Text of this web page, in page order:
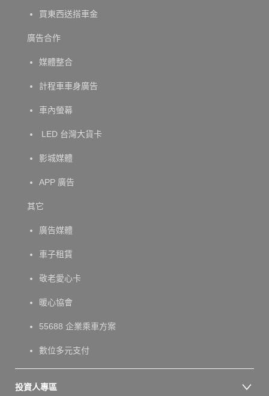
買東西送搭車金
廣告合作
媒體整合
計程車車身廣告
車內螢幕
LED 台灣大貨卡
影城媒體
APP 廣告
其它
廣告媒體
車子租賃
敬老愛心卡
暖心協會
55688 企業乘車方案
數位多元支付
投資人專區